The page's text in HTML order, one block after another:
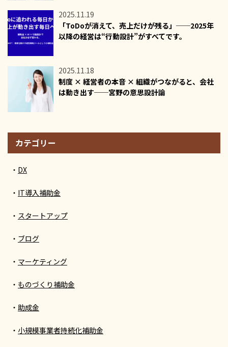
2025.11.19
「ToDoが消えて、売上だけが残る」──2025年
以降の経営は“行動設計”がすべてです。
2025.11.18
制度 × 経営者の本音 × 組織がつながると、会社
は動き出す──宮野の意思設計論
カテゴリー
DX
IT導入補助金
スタートアップ
ブログ
マーケティング
ものづくり補助金
助成金
小規模事業者持続化補助金